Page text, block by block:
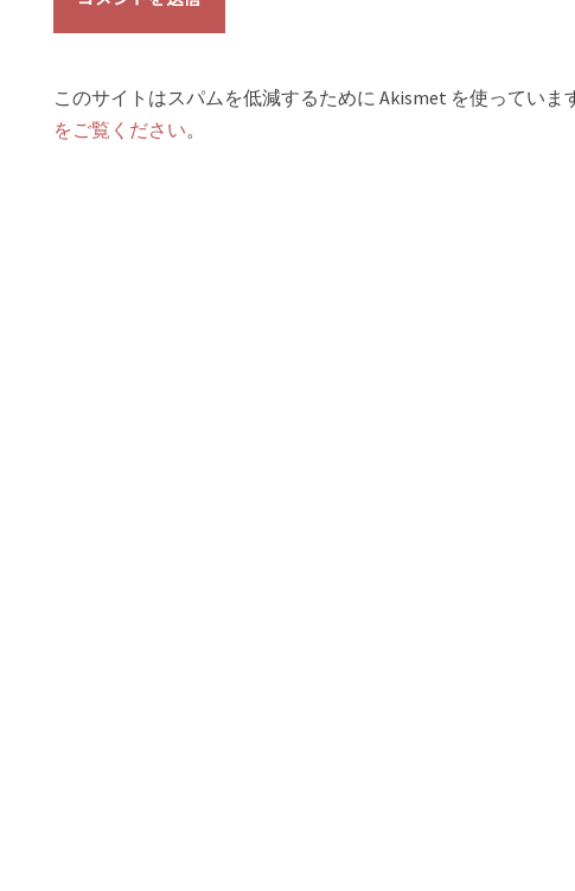
このサイトはスパムを低減するために Akismet を使っていま
をご覧ください。